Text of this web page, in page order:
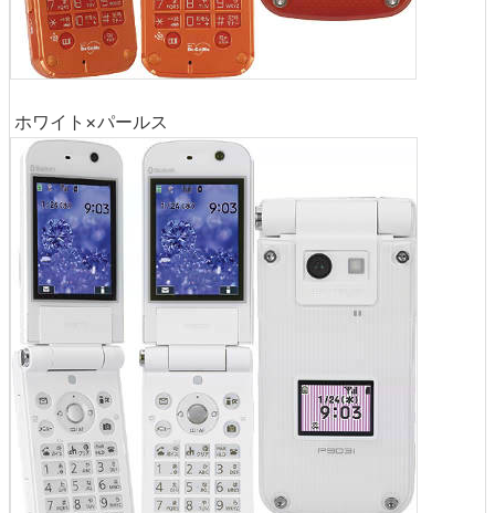
ホワイト×パールス